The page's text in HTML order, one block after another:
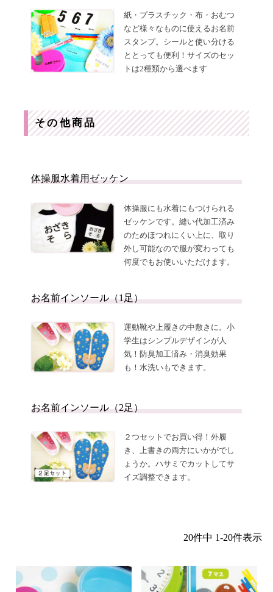
紙・プラスチック・布・おむつ
など様々なものに使えるお名前
スタンプ。シールと使い分ける
ととっても便利！サイズのセッ
トは2種類から選べます
その他商品
体操服水着用ゼッケン
体操服にも水着にもつけられる
ゼッケンです。縫い代加工済み
のためほつれにくい上に、取り
外し可能なので服が変わっても
何度でもお使いいただけます。
お名前インソール（1足）
運動靴や上履きの中敷きに。小
学生はシンプルデザインが人
気！防臭加工済み・消臭効果
も！水洗いもできます。
お名前インソール（2足）
２つセットでお買い得！外履
き、上書きの両方にいかがでし
ょうか。ハサミでカットしてサ
イズ調整できます。
20件中 1-20件表示